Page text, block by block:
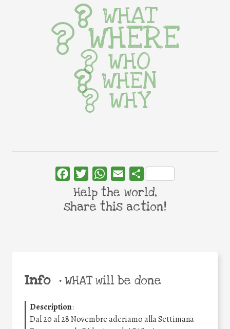
Info •WHAT will be done
Description:
Dal 20 al 28 Novembre aderiamo alla Settimana
WHAT
WHERE
WHO
WHEN
WHY
FacebookTwitterWhatsApp
Email Share
Help the world,
share this action!